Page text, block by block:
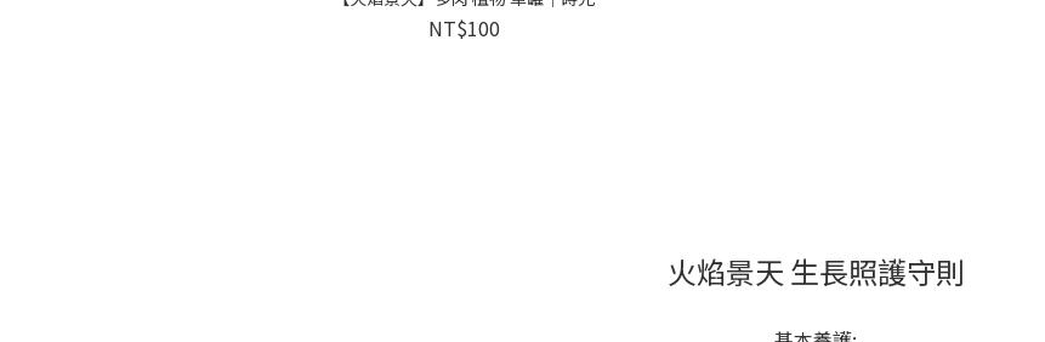
NT$100
火焰景天 生長照護守則